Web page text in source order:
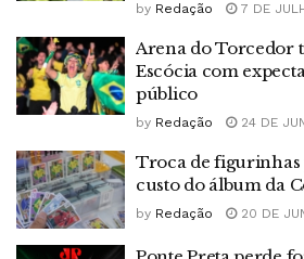
by Redação 7 DE
Arena do Torcedor
Escócia com
público
by Redação 24 DE
Troca de figurinhas
custo do álbum da
by Redação 20 DE